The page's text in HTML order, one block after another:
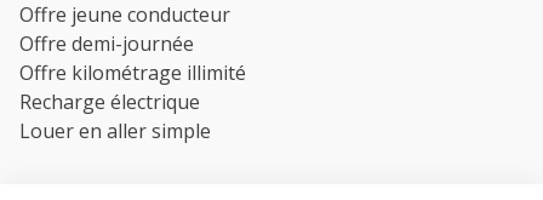
Offre jeune conducteur
Offre demi-journée
Offre kilométrage illimité
Recharge électrique
Louer en aller simple